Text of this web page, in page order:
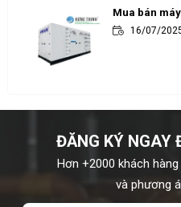
Mua bán
16/07/
ĐĂNG KÝ NGAY
Hơn +2000 khách
và phương